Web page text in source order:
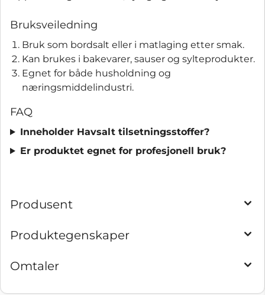
Bruksveiledning
Bruk som bordsalt eller i matlaging etter smak.
Kan brukes i bakevarer, sauser og sylteprodukter.
Egnet for både husholdning og
næringsmiddelindustri.
FAQ
Inneholder Havsalt tilsetningsstoffer?
Er produktet egnet for profesjonell bruk?
Produsent
Produktegenskaper
Omtaler